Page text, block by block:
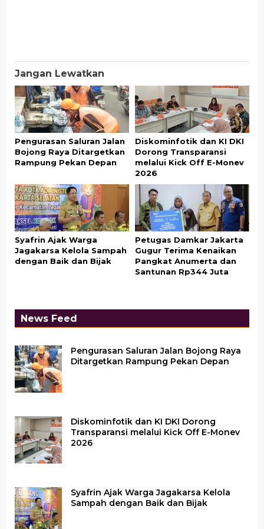
Jangan Lewatkan
Pengurasan Saluran Jalan
Bojong Raya Ditargetkan
Rampung Pekan Depan
Diskominfotik dan KI DKI
Dorong Transparansi
melalui Kick Off E-Monev
2026
Syafrin Ajak Warga
Jagakarsa Kelola Sampah
dengan Baik dan Bijak
Petugas Damkar Jakarta
Gugur Terima Kenaikan
Pangkat Anumerta dan
Santunan Rp344 Juta
News Feed
Pengurasan Saluran Jalan Bojong Raya
Ditargetkan Rampung Pekan Depan
Diskominfotik dan KI DKI Dorong
Transparansi melalui Kick Off E-Monev
2026
Syafrin Ajak Warga Jagakarsa Kelola
Sampah dengan Baik dan Bijak